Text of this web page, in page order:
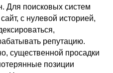
Для поисковых систем
с нулевой историей,
репутацию.
существенной просадки
позиции